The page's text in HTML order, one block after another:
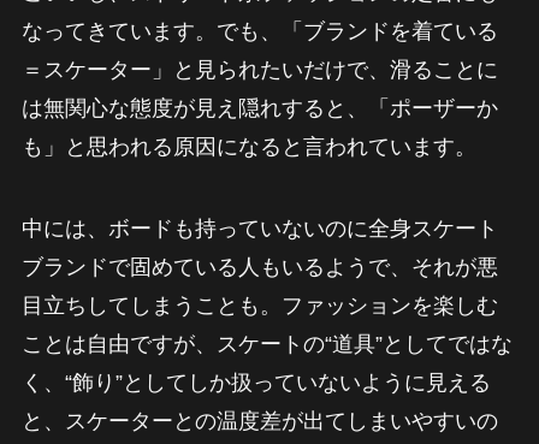
なってきています。でも、「ブランドを着ている
＝スケーター」と見られたいだけで、滑ることに
は無関心な態度が見え隠れすると、「ポーザーか
も」と思われる原因になると言われています。
中には、ボードも持っていないのに全身スケート
ブランドで固めている人もいるようで、それが悪
目立ちしてしまうことも。ファッションを楽しむ
ことは自由ですが、スケートの“道具”としてではな
く、“飾り”としてしか扱っていないように見える
と、スケーターとの温度差が出てしまいやすいの